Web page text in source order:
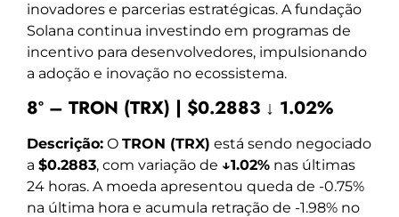
inovadores e parcerias estratégicas. A fundação
Solana continua investindo em programas de
incentivo para desenvolvedores, impulsionando
a adoção e inovação no ecossistema.
8º – TRON (TRX) | $0.2883 ↓ 1.02%
Descrição: O TRON (TRX) está sendo negociado
a $0.2883, com variação de ↓1.02% nas últimas
24 horas. A moeda apresentou queda de -0.75%
na última hora e acumula retração de -1.98% no